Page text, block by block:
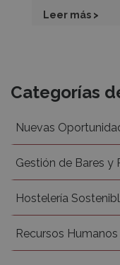
Leer más >
Recursos
Categorías
Nuevas
Gestión de Bares y
Hostelería
Recursos